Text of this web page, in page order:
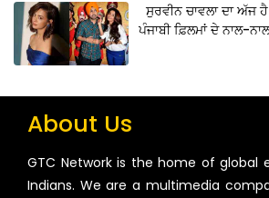
ਸੁਰਵੀਨ ਚਾਵਲਾ ਦਾ ਅੱਜ
ਪੰਜਾਬੀ ਫ਼ਿਲਮਾਂ ਦੇ ਨਾਲ-
About Us
GTC Network is the home of global
Indians. We are a multimedia